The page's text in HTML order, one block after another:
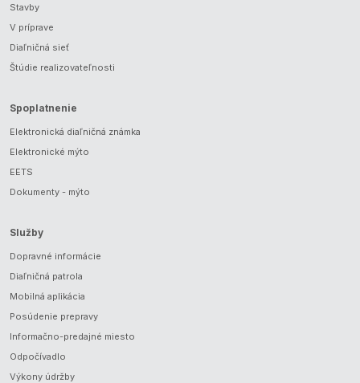
Stavby
V príprave
Diaľničná sieť
Štúdie realizovateľnosti
Spoplatnenie
Elektronická diaľničná známka
Elektronické mýto
EETS
Dokumenty - mýto
Služby
Dopravné informácie
Diaľničná patrola
Mobilná aplikácia
Posúdenie prepravy
Informačno-predajné miesto
Odpočívadlo
Výkony údržby